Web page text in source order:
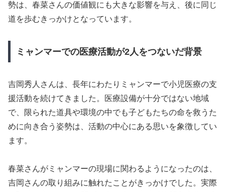
勢は、春菜さんの価値観にも大きな影響を与え、後に同じ
道を歩むきっかけとなっています。
ミャンマーでの医療活動が2人をつないだ背景
吉岡秀人さんは、長年にわたりミャンマーで小児医療の支
援活動を続けてきました。医療設備が十分ではない地域
で、限られた道具や環境の中でも子どもたちの命を救うた
めに向き合う姿勢は、活動の中心にある思いを象徴してい
ます。
春菜さんがミャンマーの現場に関わるようになったのは、
吉岡さんの取り組みに触れたことがきっかけでした。実際